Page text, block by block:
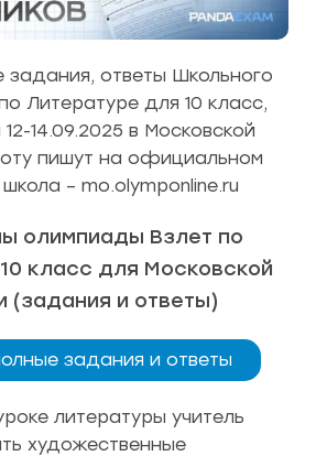
ответы Школьного
Литературе для 10 класс,
14.09.2025 в Московской
пишут на официальном
– mo.olymponline.ru
олимпиады Взлет по
класс для Московской
(задания и ответы)
задания и ответы
литературы учитель
художественные